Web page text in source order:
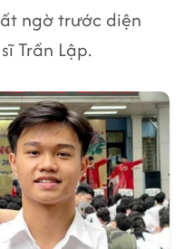
ngờ trước diện
Trần Lập.